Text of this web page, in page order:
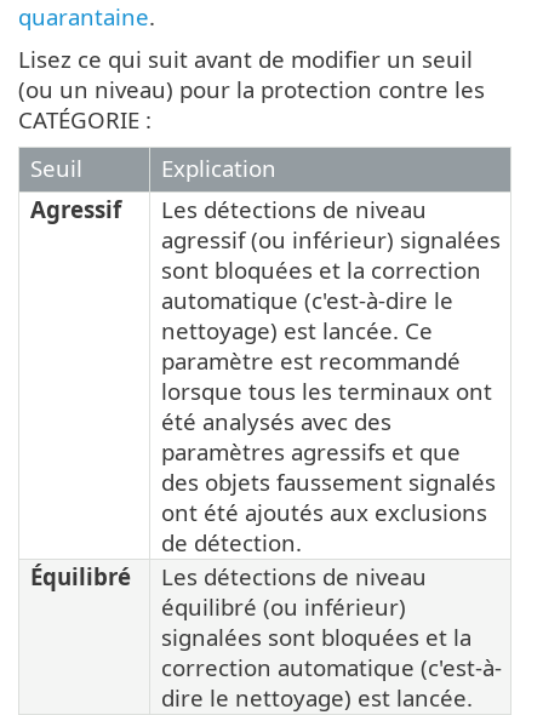
quarantaine.
Lisez ce qui suit avant de modifier un seuil
(ou un niveau) pour la protection contre les
CATÉGORIE :
Seuil
Explication
Agressif
Les détections de niveau
agressif (ou inférieur) signalées
sont bloquées et la correction
automatique (c'est-à-dire le
nettoyage) est lancée. Ce
paramètre est recommandé
lorsque tous les terminaux ont
été analysés avec des
paramètres agressifs et que
des objets faussement signalés
ont été ajoutés aux exclusions
de détection.
Équilibré
Les détections de niveau
équilibré (ou inférieur)
signalées sont bloquées et la
correction automatique (c'est-à-
dire le nettoyage) est lancée.